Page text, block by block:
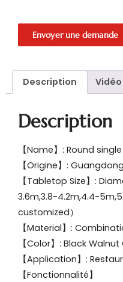
Envoyer une demande
Description Vidéo
Description
【Name】: Round
【Origine】:
【Tabletop Size】:
3.6m,3.8-4.2m,4.4-
customized）
【Material】:
【Color】: Black Walnut
【Application】:
【Fonctionnalité】